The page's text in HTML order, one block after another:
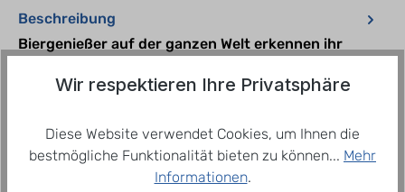
Beschreibung
Biergenießer auf der ganzen Welt erkennen ihr
Beck´s Pils sofort an seiner puren Frische und
seinem einzigartigen Geschmack.…Mehr
Related products
Wir respektieren Ihre Privatsphäre
Diese Website verwendet Cookies, um Ihnen die
bestmögliche Funktionalität bieten zu können... Mehr
Informationen.